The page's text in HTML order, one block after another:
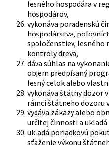
lesného hospodára v
hospodárov,
vykonáva poradenskú
hospodárstva,
spoločenstiev, lesného
kontroly dreva,
dáva súhlas na
objem predpísaný
lesný celok alebo
vykonáva štátny dozor
rámci štátneho dozoru
vydáva zákazy alebo
určitej činnosti a
ukladá poriadkovú
sťaženie výkonu